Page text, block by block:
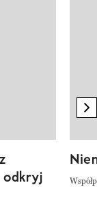
odkryj